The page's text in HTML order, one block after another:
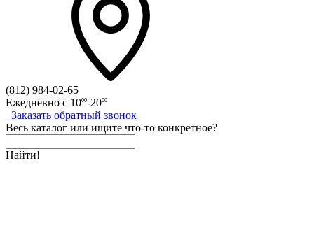
(812) 984-02-65
Ежедневно с 1000-2000
Заказать обратный звонок
Весь каталог или ищите что-то конкретное?
Найти!